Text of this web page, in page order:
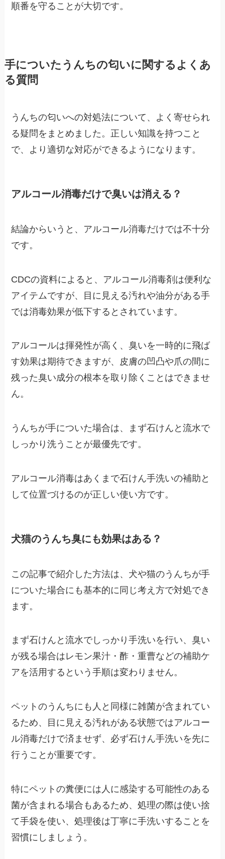
順番を守ることが大切です。
手についたうんちの匂いに関するよくあ
る質問
うんちの匂いへの対処法について、よく寄せられ
る疑問をまとめました。正しい知識を持つこと
で、より適切な対応ができるようになります。
アルコール消毒だけで臭いは消える？
結論からいうと、アルコール消毒だけでは不十分
です。
CDCの資料によると、アルコール消毒剤は便利な
アイテムですが、目に見える汚れや油分がある手
では消毒効果が低下するとされています。
アルコールは揮発性が高く、臭いを一時的に飛ば
す効果は期待できますが、皮膚の凹凸や爪の間に
残った臭い成分の根本を取り除くことはできませ
ん。
うんちが手についた場合は、まず石けんと流水で
しっかり洗うことが最優先です。
アルコール消毒はあくまで石けん手洗いの補助と
して位置づけるのが正しい使い方です。
犬猫のうんち臭にも効果はある？
この記事で紹介した方法は、犬や猫のうんちが手
についた場合にも基本的に同じ考え方で対処でき
ます。
まず石けんと流水でしっかり手洗いを行い、臭い
が残る場合はレモン果汁・酢・重曹などの補助ケ
アを活用するという手順は変わりません。
ペットのうんちにも人と同様に雑菌が含まれてい
るため、目に見える汚れがある状態ではアルコー
ル消毒だけで済ませず、必ず石けん手洗いを先に
行うことが重要です。
特にペットの糞便には人に感染する可能性のある
菌が含まれる場合もあるため、処理の際は使い捨
て手袋を使い、処理後は丁寧に手洗いすることを
習慣にしましょう。